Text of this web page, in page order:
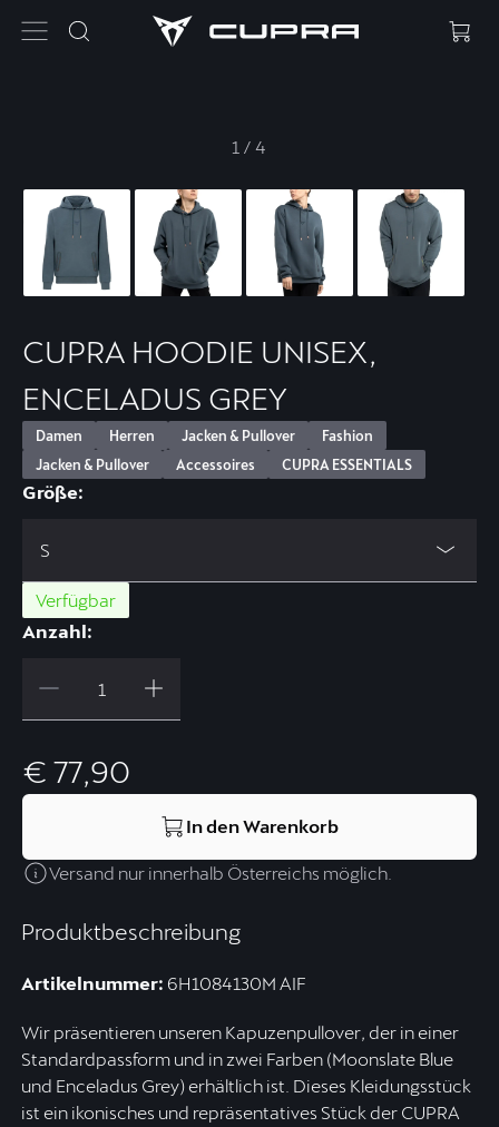
1 /4
Produktbeschreibung
Artikelnummer: 6H1084130M AIF
Wir präsentieren unseren Kapuzenpullover, der in einer
Standardpassform und in zwei Farben (Moonslate Blue
und Enceladus Grey) erhältlich ist. Dieses Kleidungsstück
ist ein ikonisches und repräsentatives Stück der CUPRA
CUPRA HOODIE UNISEX,
ENCELADUS GREY
Damen Herren Jacken & Pullover
Fashion
Jacken & Pullover
Accessoires CUPRA ESSENTIALS
Größe:
S
Verfügbar
Anzahl:
€ 77,90
In den Warenkorb
Versand nur innerhalb Österreichs möglich.